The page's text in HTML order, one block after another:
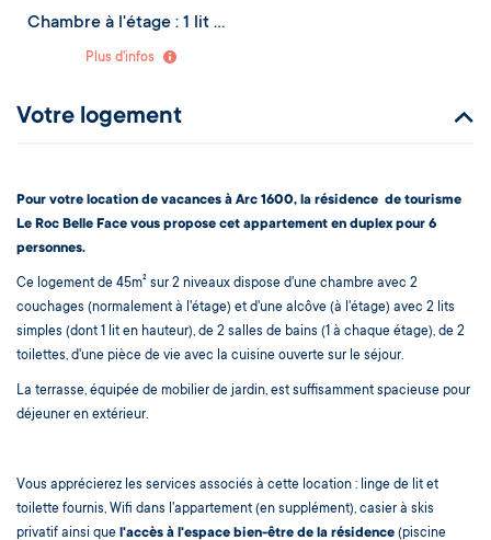
Chambre à l'étage : 1 lit double ou 2 lits simples
Alcôve : 2 lits superposés en quinconce (lit haut à partir de 6 ans)
Plus d'infos
Votre logement
Pour votre location de vacances à Arc 1600, la résidence de tourisme
Le Roc Belle Face vous propose cet appartement en duplex pour 6
personnes.
Ce logement de 45m² sur 2 niveaux dispose d'une chambre avec 2
couchages (normalement à l'étage) et d'une alcôve (à l'étage) avec 2 lits
simples (dont 1 lit en hauteur), de 2 salles de bains (1 à chaque étage), de 2
toilettes, d'une pièce de vie avec la cuisine ouverte sur le séjour.
La terrasse, équipée de mobilier de jardin, est suffisamment spacieuse pour
déjeuner en extérieur.
Vous apprécierez les services associés à cette location : linge de lit et
toilette fournis, Wifi dans l'appartement (en supplément), casier à skis
privatif ainsi que l'accès à l'espace bien-être de la résidence (piscine